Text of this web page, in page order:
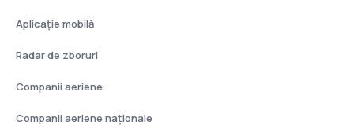
Aplicație mobilă
Radar de zboruri
Companii aeriene
Companii aeriene naţionale